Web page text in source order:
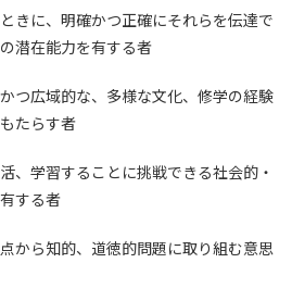
きに、明確かつ正確にそれらを伝達で
潜在能力を有する者
つ広域的な、多様な文化、修学の経験
たらす者
、学習することに挑戦できる社会的・
する者
から知的、道徳的問題に取り組む意思